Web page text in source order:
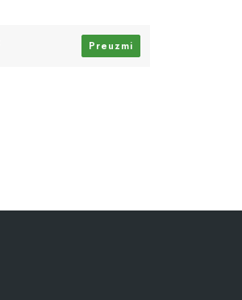
Preuzmi